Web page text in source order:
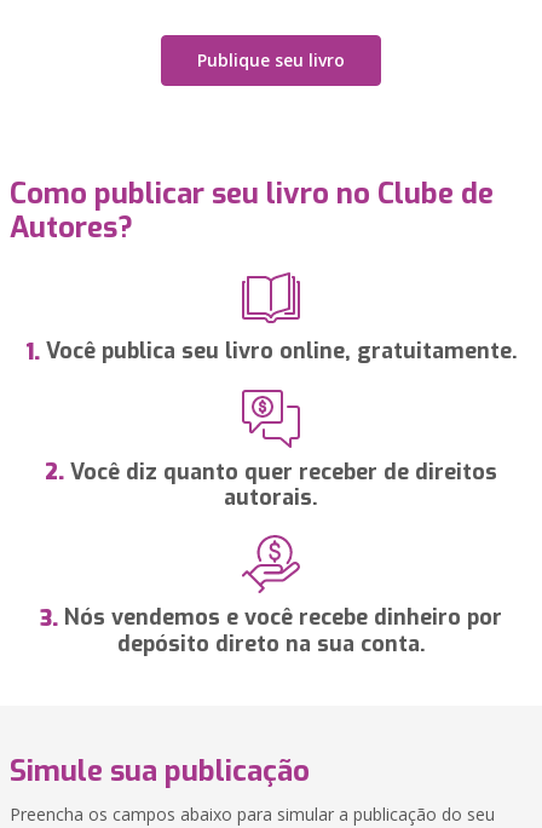
Publique seu livro
Como publicar seu livro no Clube de
Autores?
1.Você publica seu livro online, gratuitamente.
2. Você diz quanto quer receber de direitos
autorais.
3. Nós vendemos e você recebe dinheiro por
depósito direto na sua conta.
Simule sua publicação
Preencha os campos abaixo para simular a publicação do seu